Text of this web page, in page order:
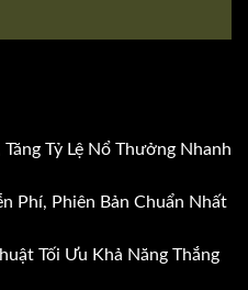
Tỷ Lệ Nổ Thưởng Nhanh
Phí, Phiên Bản Chuẩn Nhất
Tối Ưu Khả Năng Thắng